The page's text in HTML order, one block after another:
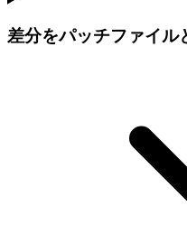
差分をパッチファイル